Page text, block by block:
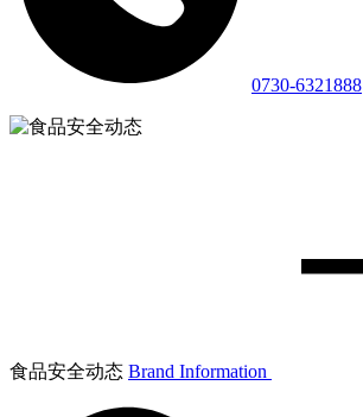
0730-6321888
食品安全动态 Brand Information